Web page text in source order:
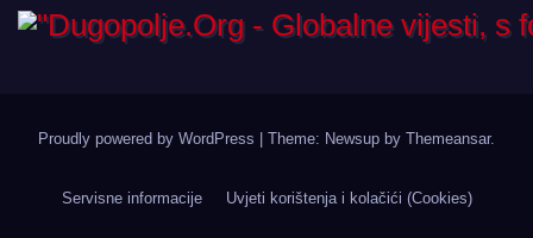
Proudly powered by WordPress Theme: Newsup by Themeansar.
Servisne informacije Uvjeti korištenja i kolačići (Cookies)